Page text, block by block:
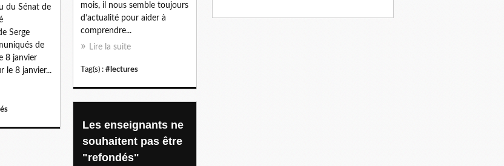
mois, il nous semble toujours
d’actualité pour aider à
comprendre...
Lire la suite
Tag(s) : #lectures
du Sénat de
Serge
de
8 janvier
le 8 janvier...
Les enseignants ne
souhaitent pas être
"refondés"